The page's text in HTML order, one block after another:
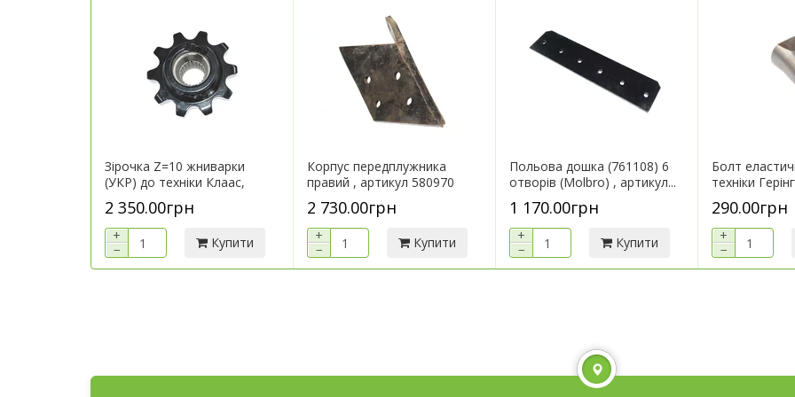
Зірочка Z=10 жниварки
(УКР) до техніки Клаас,
артикул...
2 350.00грн
+
−
Купити
Корпус передплужника
правий , артикул 580970
2 730.00грн
+
−
Купити
Польова дошка (761108) 6
отворів (Molbro) , артикул...
1 170.00грн
+
−
Купити
Болт
техніки
290.00грн
+
−